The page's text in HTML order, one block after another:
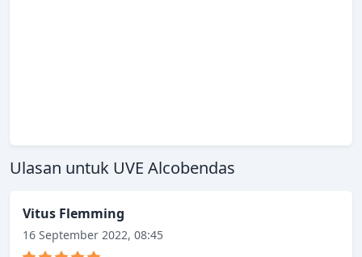
Ulasan untuk UVE Alcobendas
Vitus Flemming
16 September 2022, 08:45